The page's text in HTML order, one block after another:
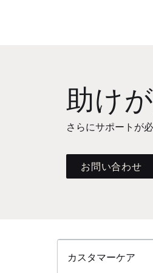
助け
さらにサポートが
お問い合わせ
カスタマーケア